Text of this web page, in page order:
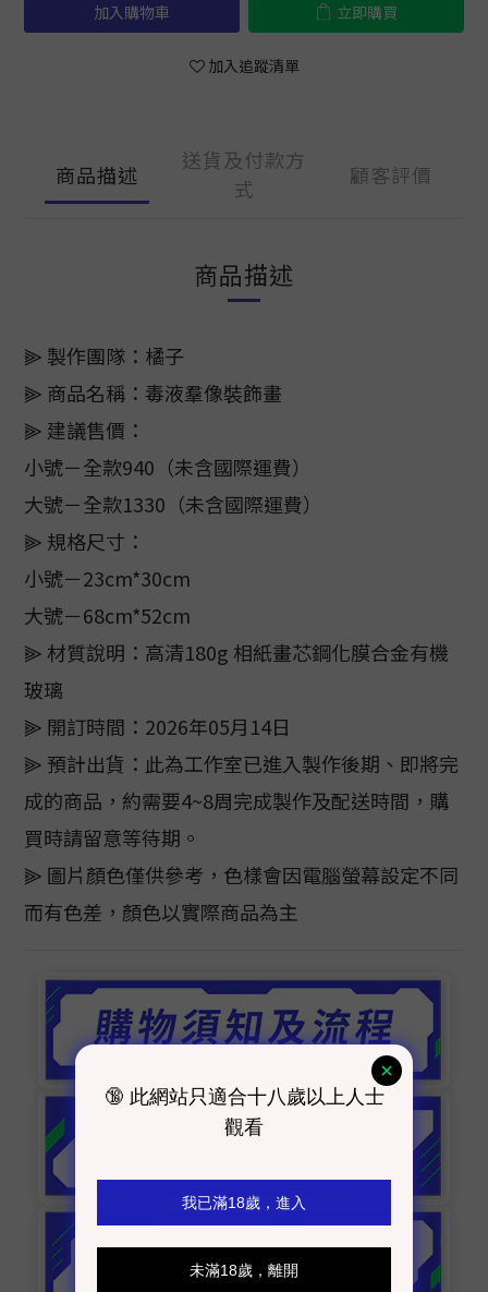
加入購物車 立即購買
加入追蹤清單
商品描述
送貨及付款方
式
顧客評價
商品描述
⫸ 製作團隊：橘子
⫸ 商品名稱：毒液羣像裝飾畫
⫸ 建議售價：
小號－全款940（未含國際運費）
大號－全款1330（未含國際運費）
⫸ 規格尺寸：
小號－23cm*30cm
大號－68cm*52cm
⫸ 材質說明：高清180g 相紙畫芯鋼化膜合金有機
玻璃
⫸ 開訂時間：2026年05月14日
⫸ 預計出貨：此為工作室已進入製作後期、即將完
成的商品，約需要4~8周完成製作及配送時間，購
買時請留意等待期。
⫸ 圖片顏色僅供參考，色樣會因電腦螢幕設定不同
而有色差，顏色以實際商品為主